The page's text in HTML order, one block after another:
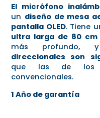
El micrófono
un diseño de mesa
pantalla OLED. Tiene
ultra larga de 80 cm
más profundo,
direccionales son
que las de los
convencionales.
1 Año de garantía